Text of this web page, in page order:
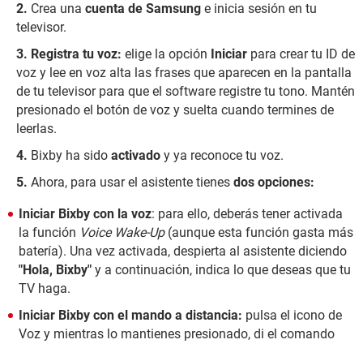
Crea una cuenta de Samsung e inicia sesión en tu
televisor.
Registra tu voz: elige la opción Iniciar para crear tu ID de
voz y lee en voz alta las frases que aparecen en la pantalla
de tu televisor para que el software registre tu tono. Mantén
presionado el botón de voz y suelta cuando termines de
leerlas.
Bixby ha sido activado y ya reconoce tu voz.
Ahora, para usar el asistente tienes dos opciones:
Iniciar Bixby con la voz: para ello, deberás tener activada
la función Voice Wake-Up(aunque esta función gasta más
batería). Una vez activada, despierta al asistente diciendo
"Hola, Bixby" y a continuación, indica lo que deseas que tu
TV haga.
Iniciar Bixby con el mando a distancia: pulsa el icono de
Voz y mientras lo mantienes presionado, di el comando